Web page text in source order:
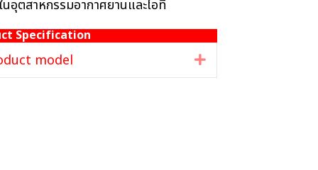
อุตสาหกรรมอากาศยานและไอที
Specification
model Expand